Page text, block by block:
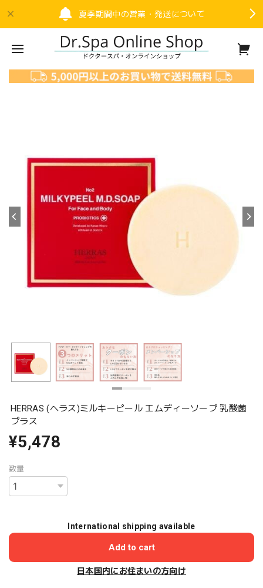
夏季期間中の営業・発送について
HERRAS (ヘラス)ミルキーピール エムディーソープ 乳酸菌
プラス
¥5,478
数量
International shipping available
Add to cart
日本国内にお住まいの方向け